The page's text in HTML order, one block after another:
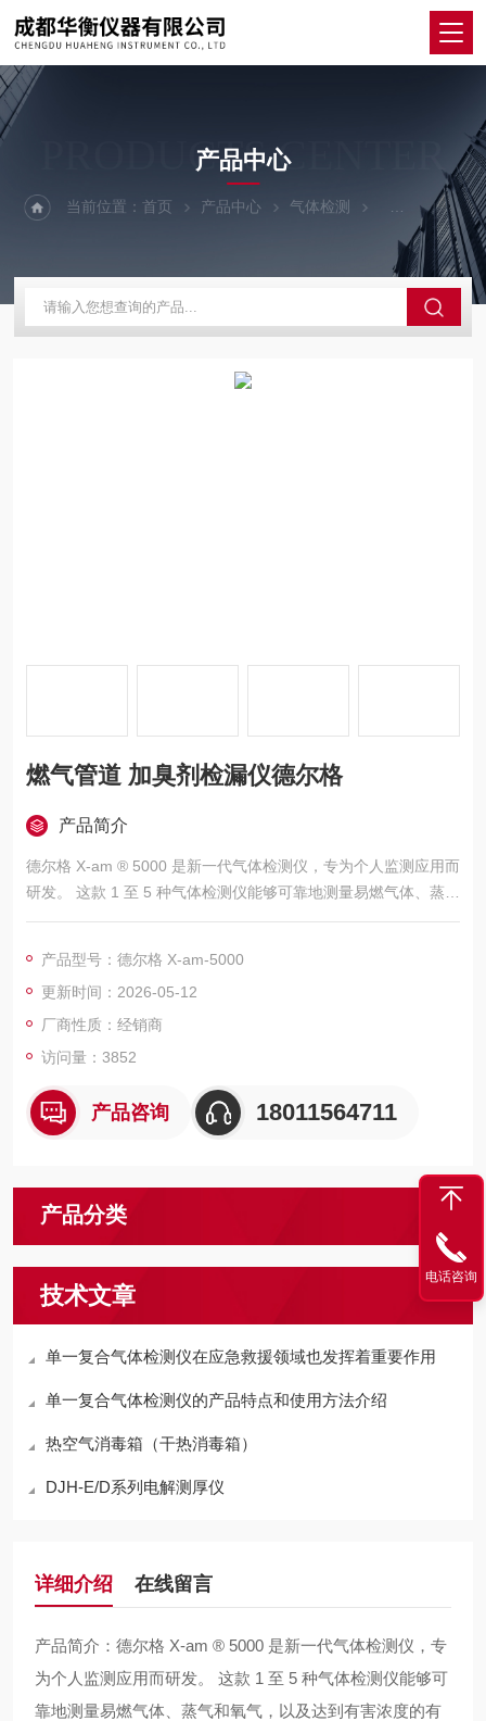
PRODUCTS CENTER
产品中心
当前位置：首页 产品中心 气体检测 单一复合气体
燃气管道 加臭剂检漏仪德尔格
产品简介
德尔格 X-am ® 5000 是新一代气体检测仪，专为个人监测应用而
研发。 这款 1 至 5 种气体检测仪能够可靠地测量易燃气体、蒸气
和氧气，以及达到有害浓度的有毒气体、有机蒸气、气味物质和
产品型号：德尔格 X-am-5000
更新时间：2026-05-12
厂商性质：经销商
访问量：3852
产品咨询 18011564711
产品分类
技术文章
单一复合气体检测仪在应急救援领域也发挥着重要作用
单一复合气体检测仪的产品特点和使用方法介绍
热空气消毒箱（干热消毒箱）
DJH-E/D系列电解测厚仪
详细介绍 在线留言
产品简介：德尔格 X-am ® 5000 是新一代气体检测仪，专
为个人监测应用而研发。 这款 1 至 5 种气体检测仪能够可
靠地测量易燃气体、蒸气和氧气，以及达到有害浓度的有
电话咨询